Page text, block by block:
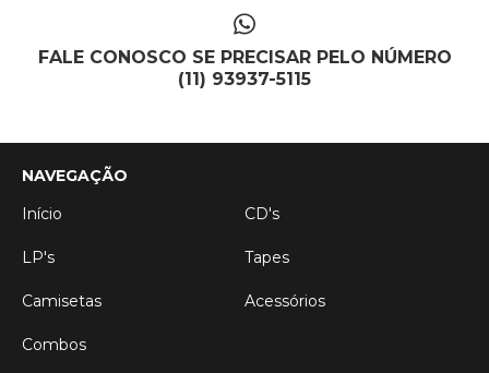
FALE CONOSCO SE PRECISAR PELO NÚMERO
(11) 93937-5115
NAVEGAÇÃO
Início
CD's
LP's Tapes
Camisetas Acessórios
Combos